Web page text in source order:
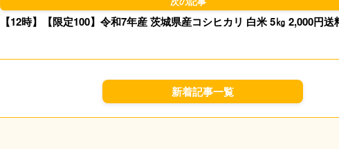
【12時】【限定100】令和7年産 茨城県産コシヒカリ 白米 5㎏ 2,000円送
新着記事一覧